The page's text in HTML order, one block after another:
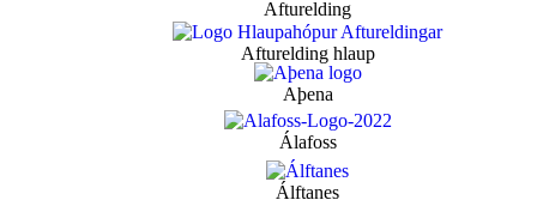
Afturelding
Afturelding hlaup
Aþena
Álafoss
Álftanes